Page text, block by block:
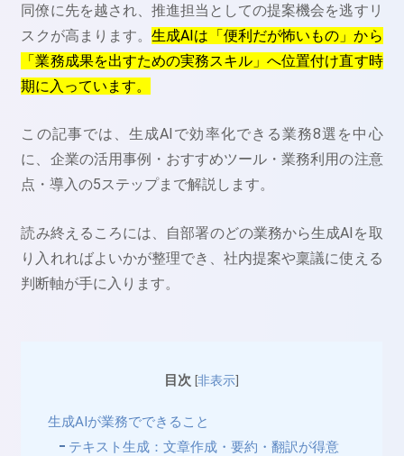
同僚に先を越され、推進担当としての提案機会を逃すリ
スクが高まります。生成AIは「便利だが怖いもの」から
「業務成果を出すための実務スキル」へ位置付け直す時
期に入っています。
この記事では、生成AIで効率化できる業務8選を中心
に、企業の活用事例・おすすめツール・業務利用の注意
点・導入の5ステップまで解説します。
読み終えるころには、自部署のどの業務から生成AIを取
り入れればよいかが整理でき、社内提案や稟議に使える
判断軸が手に入ります。
目次 [非表示]
生成AIが業務でできること
テキスト生成：文章作成・要約・翻訳が得意